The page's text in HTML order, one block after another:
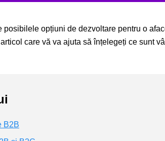
opțiuni de dezvoltare pentru o
care vă va ajuta să înțelegeți ce sunt
B2B